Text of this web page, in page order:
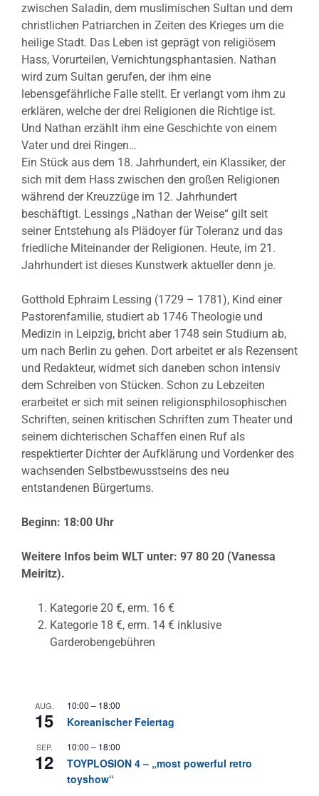
zwischen Saladin, dem muslimischen Sultan und dem
christlichen Patriarchen in Zeiten des Krieges um die
heilige Stadt. Das Leben ist geprägt von religiösem
Hass, Vorurteilen, Vernichtungsphantasien. Nathan
wird zum Sultan gerufen, der ihm eine
lebensgefährliche Falle stellt. Er verlangt vom ihm zu
erklären, welche der drei Religionen die Richtige ist.
Und Nathan erzählt ihm eine Geschichte von einem
Vater und drei Ringen…
Ein Stück aus dem 18. Jahrhundert, ein Klassiker, der
sich mit dem Hass zwischen den großen Religionen
während der Kreuzzüge im 12. Jahrhundert
beschäftigt. Lessings „Nathan der Weise“ gilt seit
seiner Entstehung als Plädoyer für Toleranz und das
friedliche Miteinander der Religionen. Heute, im 21.
Jahrhundert ist dieses Kunstwerk aktueller denn je.
Gotthold Ephraim Lessing (1729 – 1781), Kind einer
Pastorenfamilie, studiert ab 1746 Theologie und
Medizin in Leipzig, bricht aber 1748 sein Studium ab,
um nach Berlin zu gehen. Dort arbeitet er als Rezensent
und Redakteur, widmet sich daneben schon intensiv
dem Schreiben von Stücken. Schon zu Lebzeiten
erarbeitet er sich mit seinen religionsphilosophischen
Schriften, seinen kritischen Schriften zum Theater und
seinem dichterischen Schaffen einen Ruf als
respektierter Dichter der Aufklärung und Vordenker des
wachsenden Selbstbewusstseins des neu
entstandenen Bürgertums.
Beginn: 18:00 Uhr
Weitere Infos beim WLT unter: 97 80 20 (Vanessa
Meiritz).
Kategorie 20 €, erm. 16 €
Kategorie 18 €, erm. 14 € inklusive
Garderobengebühren
AUG.
15
10:00 – 18:00
Koreanischer Feiertag
SEP.
12
10:00 – 18:00
TOYPLOSION 4 – „most powerful retro
toyshow“